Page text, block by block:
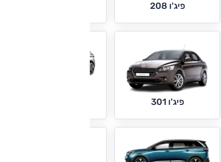
פיג'ו 208
פיג'ו 301